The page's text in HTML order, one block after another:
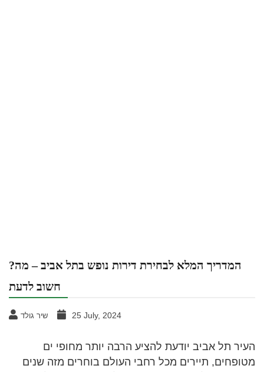
?המדריך המלא לבחירת דירות נופש בתל אביב – מה
חשוב לדעת
שיר גולד 25 July, 2024
העיר תל אביב יודעת להציע הרבה יותר מחופי ים
מטופחים, תיירים מכל רחבי העולם בוחרים מזה שנים